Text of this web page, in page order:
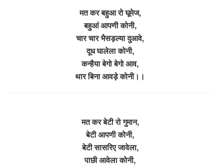
मत कर बहुआ रो घूमेज,
बहुआं आपणी कोनी,
चार चार भैसड़ल्या दुआवे,
दूध घालेला कोनी,
कन्हैया बेगो बेगो आव,
थार बिना आवड़े कोनी।।
मत कर बेटी रो गुमान,
बेटी आपणी कोनी,
बेटी सासरिए जावेला,
पाछी आवेला कोनी,